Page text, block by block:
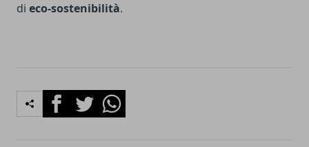
di eco-sostenibilità.
FacebookTwitterWhatsapp